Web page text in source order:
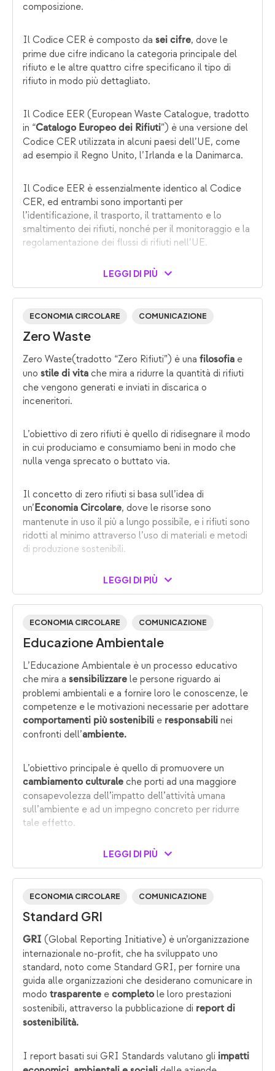
composizione.
Il Codice CER è composto da sei cifre, dove le
prime due cifre indicano la categoria principale del
rifiuto e le altre quattro cifre specificano il tipo di
rifiuto in modo più dettagliato.
Il Codice EER (European Waste Catalogue, tradotto
in “Catalogo Europeo dei Rifiuti”) è una versione del
Codice CER utilizzata in alcuni paesi dell’UE, come
ad esempio il Regno Unito, l’Irlanda e la Danimarca.
Il Codice EER è essenzialmente identico al Codice
CER, ed entrambi sono importanti per
l’identificazione, il trasporto, il trattamento e lo
smaltimento dei rifiuti, nonché per il monitoraggio e la
regolamentazione dei flussi di rifiuti nell’UE.
LEGGI DI PIÙ
ECONOMIA CIRCOLARE COMUNICAZIONE
Zero Waste
Zero Waste(tradotto “Zero Rifiuti”) è una filosofia e
uno stile di vita che mira a ridurre la quantità di rifiuti
che vengono generati e inviati in discarica o
inceneritori.
L’obiettivo di zero rifiuti è quello di ridisegnare il modo
in cui produciamo e consumiamo beni in modo che
nulla venga sprecato o buttato via.
Il concetto di zero rifiuti si basa sull’idea di
un’Economia Circolare, dove le risorse sono
mantenute in uso il più a lungo possibile, e i rifiuti sono
ridotti al minimo attraverso l’uso di materiali e metodi
di produzione sostenibili.
LEGGI DI PIÙ
ECONOMIA CIRCOLARE COMUNICAZIONE
Educazione Ambientale
L’Educazione Ambientale è un processo educativo
che mira a sensibilizzare le persone riguardo ai
problemi ambientali e a fornire loro le conoscenze, le
competenze e le motivazioni necessarie per adottare
comportamenti più sostenibili e responsabili nei
confronti dell’ambiente.
L’obiettivo principale è quello di promuovere un
cambiamento culturale che porti ad una maggiore
consapevolezza dell’impatto dell’attività umana
sull’ambiente e ad un impegno concreto per ridurre
tale effetto.
LEGGI DI PIÙ
ECONOMIA CIRCOLARE COMUNICAZIONE
Standard GRI
GRI (Global Reporting Initiative) è un’organizzazione
internazionale no-profit, che ha sviluppato uno
standard, noto come Standard GRI, per fornire una
guida alle organizzazioni che desiderano comunicare in
modo trasparente e completo le loro prestazioni
sostenibili, attraverso la pubblicazione di report di
sostenibilità.
I report basati sui GRI Standards valutano gli impatti